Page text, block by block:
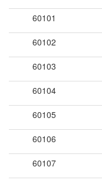
60101
60102
60103
60104
60105
60106
60107